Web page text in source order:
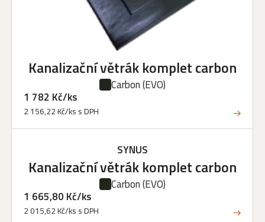
Kanalizační větrák komplet carbon
Carbon(EVO)
1 782 Kč/ks
2 156,22 Kč/ks s DPH
SYNUS
Kanalizační větrák komplet carbon
Carbon(EVO)
1 665,80 Kč/ks
2 015,62 Kč/ks s DPH